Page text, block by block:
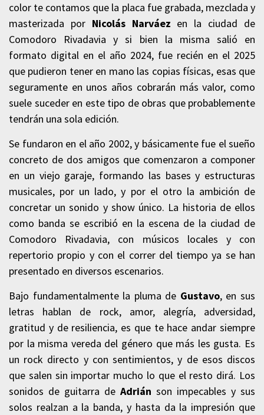
color te contamos que la placa fue grabada, mezclada y
masterizada por Nicolás Narváez en la ciudad de
Comodoro Rivadavia y si bien la misma salió en
formato digital en el año 2024, fue recién en el 2025
que pudieron tener en mano las copias físicas, esas que
seguramente en unos años cobrarán más valor, como
suele suceder en este tipo de obras que probablemente
tendrán una sola edición.
Se fundaron en el año 2002, y básicamente fue el sueño
concreto de dos amigos que comenzaron a componer
en un viejo garaje, formando las bases y estructuras
musicales, por un lado, y por el otro la ambición de
concretar un sonido y show único. La historia de ellos
como banda se escribió en la escena de la ciudad de
Comodoro Rivadavia, con músicos locales y con
repertorio propio y con el correr del tiempo ya se han
presentado en diversos escenarios.
Bajo fundamentalmente la pluma de Gustavo, en sus
letras hablan de rock, amor, alegría, adversidad,
gratitud y de resiliencia, es que te hace andar siempre
por la misma vereda del género que más les gusta. Es
un rock directo y con sentimientos, y de esos discos
que salen sin importar mucho lo que el resto dirá. Los
sonidos de guitarra de Adrián son impecables y sus
solos realzan a la banda, y hasta da la impresión que